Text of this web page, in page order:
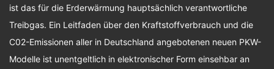
ist das für die Erderwärmung hauptsächlich verantwortliche
Treibgas. Ein Leitfaden über den Kraftstoffverbrauch und die
C02-Emissionen aller in Deutschland angebotenen neuen PKW-
Modelle ist unentgeltlich in elektronischer Form einsehbar an